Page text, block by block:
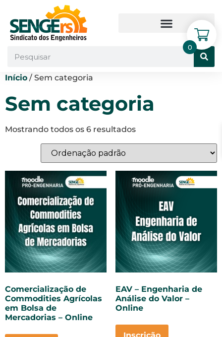
Início / Sem categoria
Sem categoria
Mostrando todos os 6 resultados
Comercialização de
Commodities Agrícolas
em Bolsa de
Mercadorias – Online
EAV – Engenharia de
Análise do Valor –
Online
0